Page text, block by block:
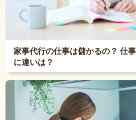
家事代行の仕事は儲かるの？ 仕
に違いは？